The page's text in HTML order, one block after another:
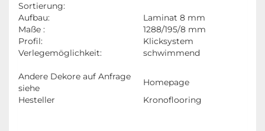
Sortierung:
Aufbau:
Laminat 8 mm
Maße :
1288/195/8 mm
Profil:
Klicksystem
Verlegemöglichkeit:
schwimmend
Andere Dekore auf Anfrage
siehe
Homepage
Hesteller
Kronoflooring